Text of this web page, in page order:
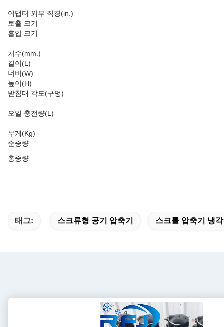
어댑터 외부 직경(in.)
토출 크기
흡입 크기
치수(mm.)
길이(L)
너비(W)
높이(H)
받침대 각도(구멍)
오일 충전량(L)
무게(Kg)
순중량
총중량
태그: 스크류형 공기 압축기 스크롤 압축기 냉각